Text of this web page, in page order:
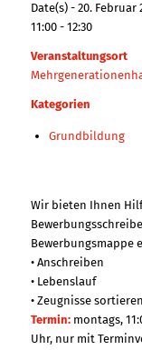
Date(s) - 20. Februar
11:00 - 12:30
Veranstaltungsort
Kategorien
Grundbildung
Wir bieten Ihnen
Bewerbungsmappe
• Anschreiben
• Lebenslauf
• Zeugnisse sortieren
Termin:montags,
Uhr, nur mit